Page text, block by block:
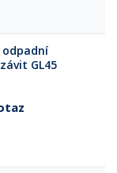
odpadní
GL45